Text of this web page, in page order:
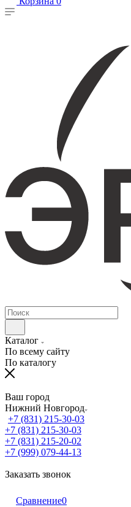
Каталог
По всему сайту
По каталогу
Ваш город
Нижний Новгород
+7 (831) 215-30-03
+7 (831) 215-30-03
+7 (831) 215-20-02
+7 (999) 079-44-13
Заказать звонок
Сравнение0